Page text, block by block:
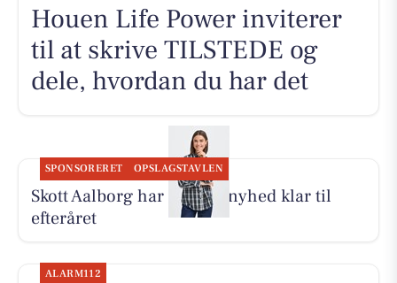
Houen Life Power inviterer
til at skrive TILSTEDE og
dele, hvordan du har det
SPONSORERET OPSLAGSTAVLEN
Skott Aalborg har Fransa-nyhed klar til
efteråret
ALARM112